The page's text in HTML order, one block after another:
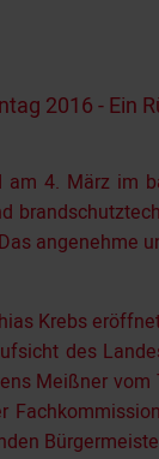
2016 - Ein
am 4. März im
angenehme
Krebs
des
Meißner